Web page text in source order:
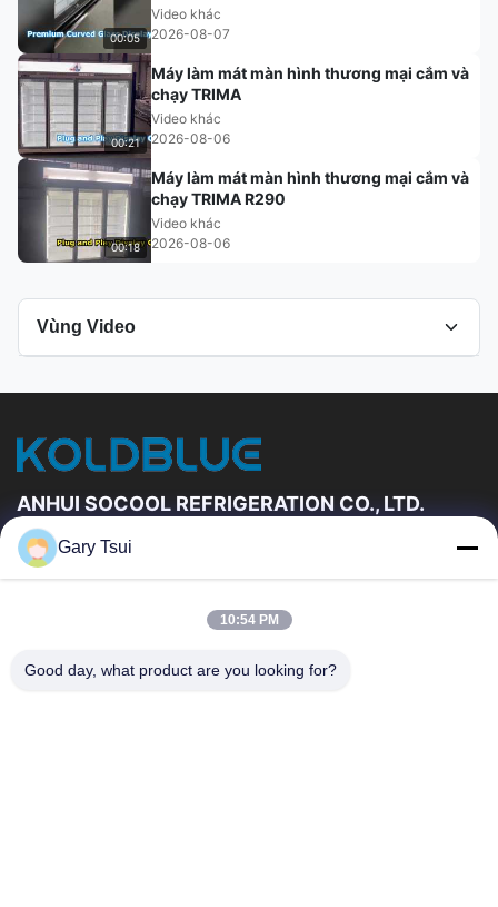
00:05
Video khác
2026-08-07
00:21
Máy làm mát màn hình thương mại cắm và
chạy TRIMA
Video khác
2026-08-06
00:18
Máy làm mát màn hình thương mại cắm và
chạy TRIMA R290
Video khác
2026-08-06
Vùng Video
ANHUI SOCOOL REFRIGERATION CO., LTD.
Đường Dẫn Nhanh
Về Chúng Tôi
Tham Quan Nhà Máy
Kiểm Soát Chất Lượng
Gary Tsui
10:54 PM
Good day, what product are you looking for?